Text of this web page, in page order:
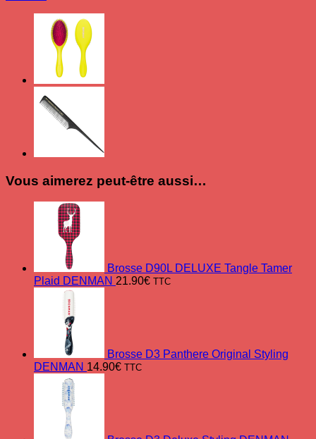
rose
électrique
Denman
Vous aimerez peut-être aussi…
Brosse D90L DELUXE Tangle Tamer
Plaid DENMAN 21.90€ TTC
Brosse D3 Panthere Original Styling
DENMAN 14.90€ TTC